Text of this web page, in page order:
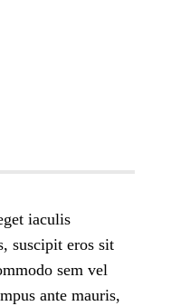
iaculis
suscipit eros sit
sem vel
ante mauris,